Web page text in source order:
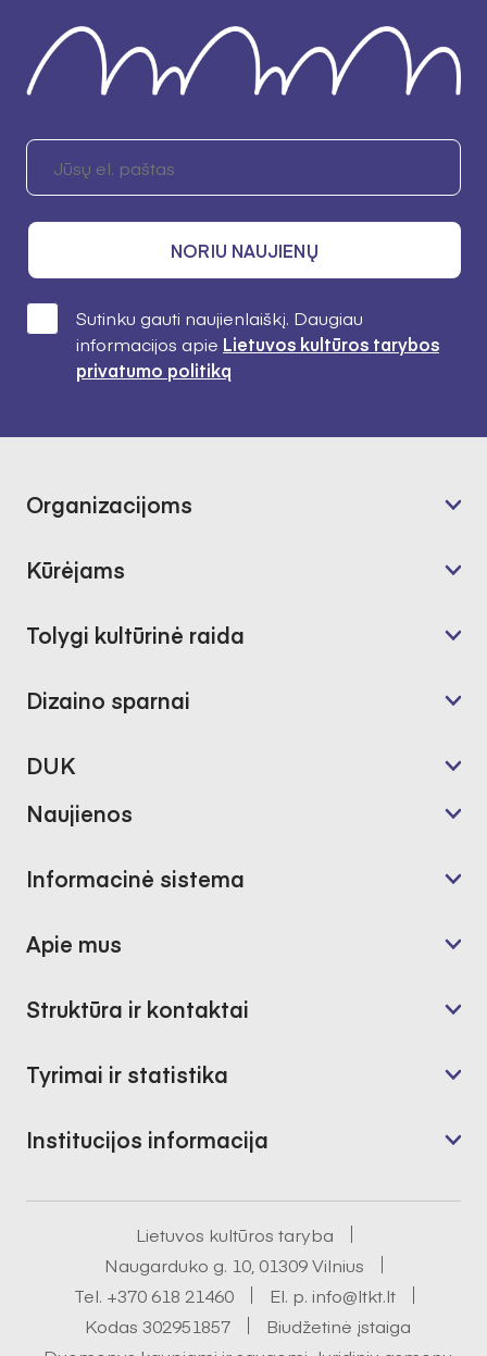
NORIU NAUJIENŲ
Sutinku gauti naujienlaiškį. Daugiau
informacijos apie Lietuvos kultūros tarybos
privatumo politiką
Organizacijoms
Kūrėjams
Tolygi kultūrinė raida
Dizaino sparnai
DUK
Naujienos
Informacinė sistema
Apie mus
Struktūra ir kontaktai
Tyrimai ir statistika
Institucijos informacija
Lietuvos kultūros taryba
Naugarduko g. 10, 01309 Vilnius
Tel. +370 618 21460 El. p. info@ltkt.lt
Kodas 302951857
Biudžetinė įstaiga